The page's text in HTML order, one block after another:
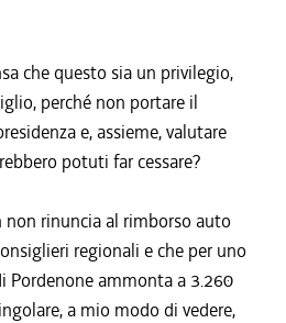
che questo sia un privilegio,
perché non portare il
e, assieme, valutare
potuti far cessare?
rinuncia al rimborso auto
regionali e che per uno
Pordenone ammonta a 3.260
a mio modo di vedere,